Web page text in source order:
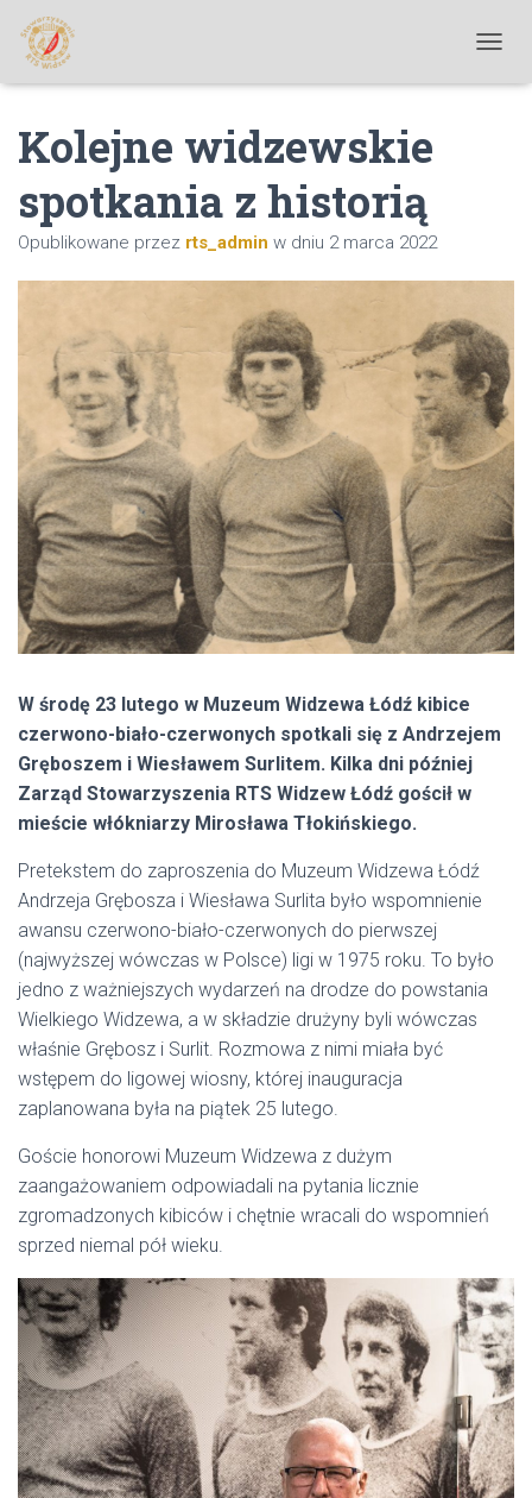
W
G
A
C
J
Ę
Kolejne widzewskie
spotkania z historią
Opublikowane przez rts_admin w dniu 2 marca 2022
W środę 23 lutego w Muzeum Widzewa Łódź kibice
czerwono-biało-czerwonych spotkali się z Andrzejem
Gręboszem i Wiesławem Surlitem. Kilka dni później
Zarząd Stowarzyszenia RTS Widzew Łódź gościł w
mieście włókniarzy Mirosława Tłokińskiego.
Pretekstem do zaproszenia do Muzeum Widzewa Łódź
Andrzeja Grębosza i Wiesława Surlita było wspomnienie
awansu czerwono-biało-czerwonych do pierwszej
(najwyższej wówczas w Polsce) ligi w 1975 roku. To było
jedno z ważniejszych wydarzeń na drodze do powstania
Wielkiego Widzewa, a w składzie drużyny byli wówczas
właśnie Grębosz i Surlit. Rozmowa z nimi miała być
wstępem do ligowej wiosny, której inauguracja
zaplanowana była na piątek 25 lutego.
Goście honorowi Muzeum Widzewa z dużym
zaangażowaniem odpowiadali na pytania licznie
zgromadzonych kibiców i chętnie wracali do wspomnień
sprzed niemal pół wieku.